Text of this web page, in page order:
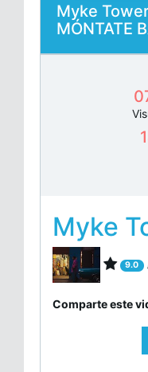
Myke
MÓNTATE
Myke
9.0
Comparte este